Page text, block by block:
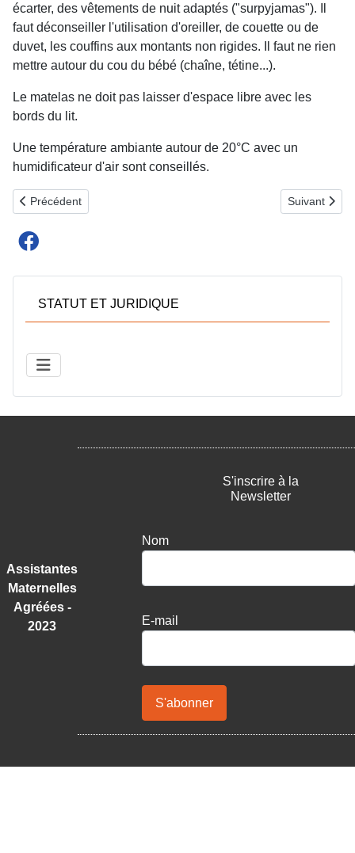
écarter, des vêtements de nuit adaptés ("surpyjamas"). Il
faut déconseiller l'utilisation d'oreiller, de couette ou de
duvet, les couffins aux montants non rigides. Il faut ne rien
mettre autour du cou du bébé (chaîne, tétine...).
Le matelas ne doit pas laisser d'espace libre avec les
bords du lit.
Une température ambiante autour de 20°C avec un
humidificateur d'air sont conseillés.
Article précédent : Mort subite du nourrisson : un arrêt clé pour
Précédent Article
Suivant
STATUT ET JURIDIQUE
Assistantes
Maternelles
Agréées -
2023
S'inscrire à la
Newsletter
Nom
E-mail
S'abonner